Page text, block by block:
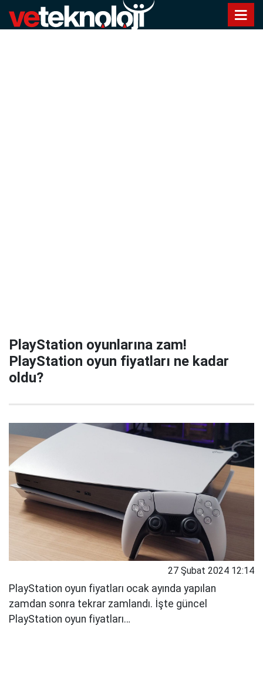
PlayStation oyunlarına zam!
PlayStation oyun fiyatları ne kadar
oldu?
27 Şubat 2024 12:14
PlayStation oyun fiyatları ocak ayında yapılan
zamdan sonra tekrar zamlandı. İşte güncel
PlayStation oyun fiyatları…